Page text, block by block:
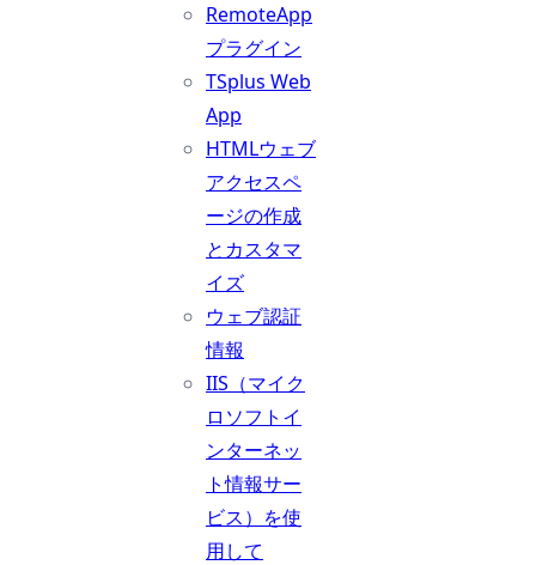
RemoteApp
プラグイン
TSplus Web
App
HTMLウェブ
アクセスペ
ージの作成
とカスタマ
イズ
ウェブ認証
情報
IIS（マイク
ロソフトイ
ンターネッ
ト情報サー
ビス）を使
用して